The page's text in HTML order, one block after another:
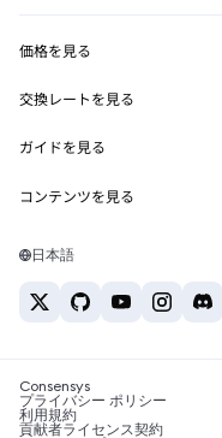
MetaMask Connect
Snaps
Web3サービス
セキュリティ
サポート
キャリア
お問い合わせ
価格を見る
イーサリアムの価格
Solanaの価格
Tetherの価格
交換レートを見る
ETH→USD
USDT→INR
BTC→INR
ETH→USDT
ガイドを見る
ETHの購入
USDTの購入
SHIBの購入
BNBの購入
コンテンツを見る
Solanaウォレット
税制関連ニュース
暗号資産の購入方法は？
日本語
Consensys
プライバシー ポリシー
利用規約
貢献者ライセンス契約